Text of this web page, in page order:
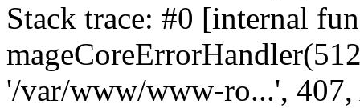
Stack trace: #0 [internal
'/var/www/www-ro...',